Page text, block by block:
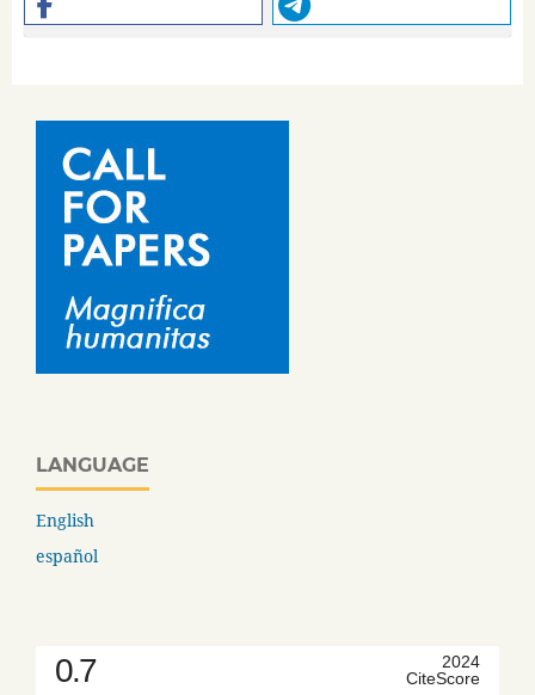
LANGUAGE
English
español
0.7
2024
CiteScore